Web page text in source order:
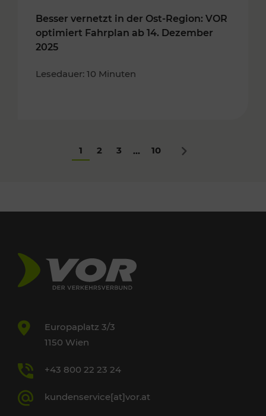
Besser vernetzt in der Ost-Region: VOR
optimiert Fahrplan ab 14. Dezember
2025
Lesedauer: 10 Minuten
1 2 3 ... 10 Nächstes
Europaplatz 3/3
1150 Wien
+43 800 22 23 24
kundenservice[at]vor.at